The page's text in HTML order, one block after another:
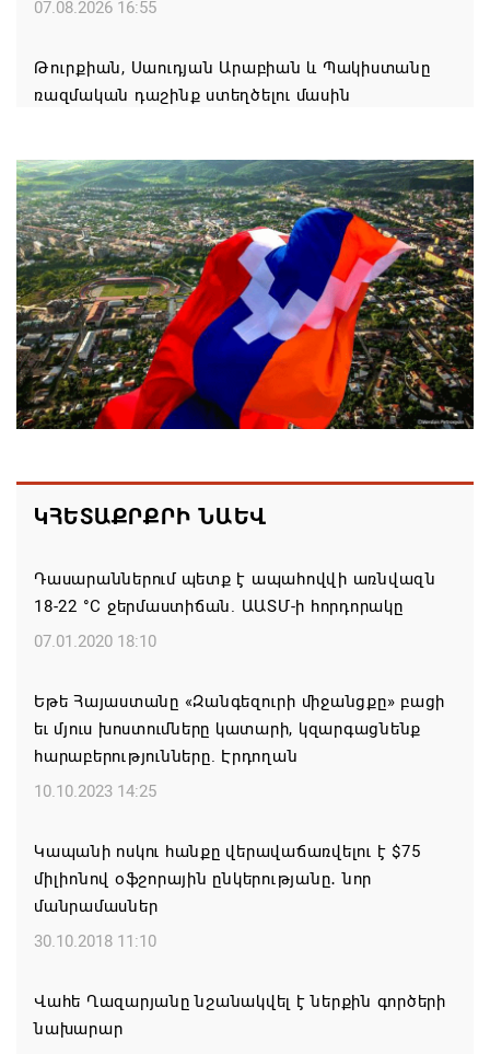
07.08.2026 16:55
Թուրքիան, Սաուդյան Արաբիան և Պակիստանը
ռազմական դաշինք ստեղծելու մասին
07.08.2026 16:43
Հայ ժողովուրդն է ընտրում Հայոց Հայրապետին և
հեռացնելու ընթացակարգ չկա
07.08.2026 16:39
Կաթողիկոսի և 6 եպիսկոպոսի գործով դատական
նիստը կանցկացվի դռնփակ
07.08.2026 16:34
ԲՆԱԿԱՎԱՅՐԻ ՕՐԸ
07.08.2026 16:21
Կապան համայնքի ղեկավար Գևորգ Փարսյանի
նախաձեռնությամբ ճանապարհաշինական
մեծածավալ աշխատանքներ՝ գյուղական
07.08.2026 16:09
Ռուսաստանի բանակը «Իսկանդերով» հարվածել է
ուկրաինական գնացքին
TRIP ծրագրով 120 մլն եվրո ներդրում՝
Հայաստանի մի շարք զբոսաշրջային
կլաստերների զարգացման համար
Այս օրը պատմության մեջ կարձանագրվի որպես
ԿՀԵՏԱՔՐՔՐԻ ՆԱԵՎ
Դասարաններում պետք է ապահովվի առնվազն
18-22 °C ջերմաստիճան. ԱԱՏՄ-ի հորդորակը
07.01.2020 18:10
Եթե Հայաստանը «Զանգեզուրի միջանցքը» բացի
եւ մյուս խոստումները կատարի, կզարգացնենք
հարաբերությունները. Էրդողան
10.10.2023 14:25
Կապանի ոսկու հանքը վերավաճառվելու է $75
միլիոնով օֆշորային ընկերությանը․ նոր
մանրամասներ
30.10.2018 11:10
Վահե Ղազարյանը նշանակվել է ներքին գործերի
նախարար